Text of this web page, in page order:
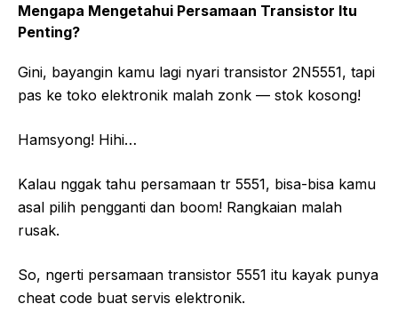
Mengapa Mengetahui Persamaan Transistor Itu
Penting?
Gini, bayangin kamu lagi nyari transistor 2N5551, tapi
pas ke toko elektronik malah zonk — stok kosong!
Hamsyong! Hihi…
Kalau nggak tahu persamaan tr 5551, bisa-bisa kamu
asal pilih pengganti dan boom! Rangkaian malah
rusak.
So, ngerti persamaan transistor 5551 itu kayak punya
cheat code buat servis elektronik.